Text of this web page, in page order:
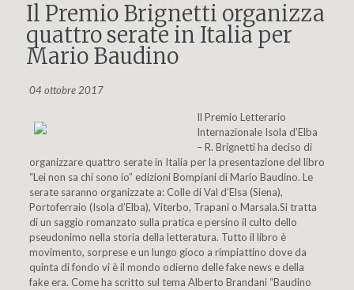
Il Premio Brignetti organizza
quattro serate in Italia per
Mario Baudino
04 ottobre 2017
Il Premio Letterario
Internazionale Isola d’Elba
– R. Brignetti ha deciso di
organizzare quattro serate in Italia per la presentazione del libro
“Lei non sa chi sono io” edizioni Bompiani di Mario Baudino. Le
serate saranno organizzate a: Colle di Val d’Elsa (Siena),
Portoferraio (Isola d’Elba), Viterbo, Trapani o Marsala.Si tratta
di un saggio romanzato sulla pratica e persino il culto dello
pseudonimo nella storia della letteratura. Tutto il libro è
movimento, sorprese e un lungo gioco a rimpiattino dove da
quinta di fondo vi è il mondo odierno delle fake news e della
fake era. Come ha scritto sul tema Alberto Brandani “Baudino